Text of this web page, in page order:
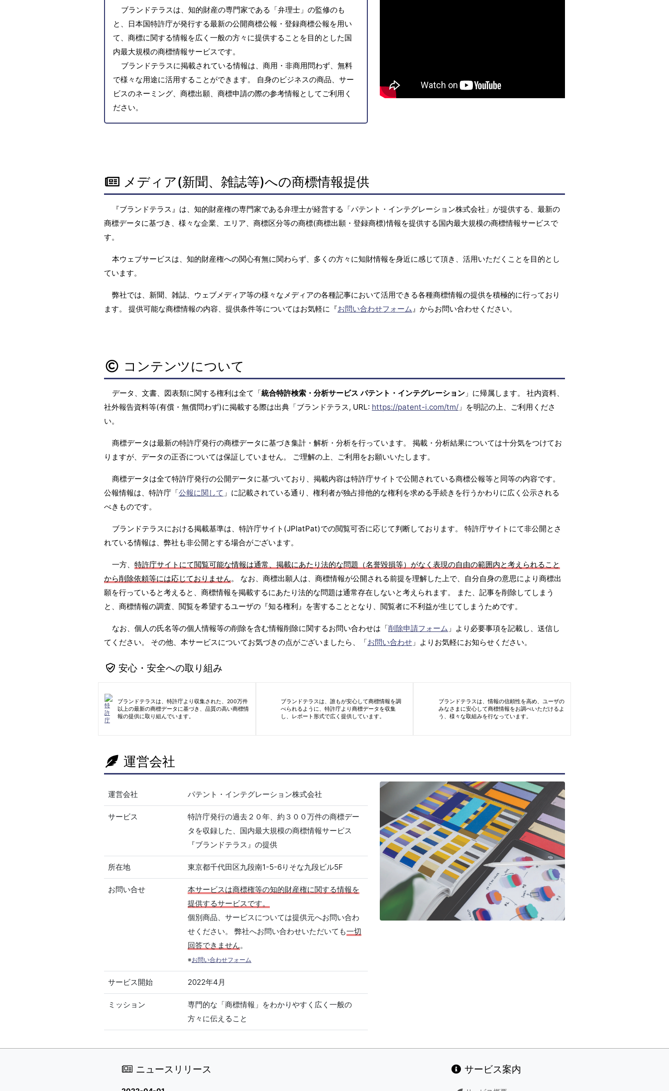
ブランドテラスは、知的財産の専門家である「弁理士」の監修のも
と、日本国特許庁が発行する最新の公開商標公報・登録商標公報を用い
て、商標に関する情報を広く一般の方々に提供することを目的とした国
内最大規模の商標情報サービスです。
ブランドテラスに掲載されている情報は、商用・非商用問わず、無料
で様々な用途に活用することができます。 自身のビジネスの商品、サー
ビスのネーミング、商標出願、商標申請の際の参考情報としてご利用く
ださい。
メディア(新聞、雑誌等)への商標情報提供
『ブランドテラス』は、知的財産権の専門家である弁理士が経営する「パテント・インテグレーション株式会社」が提供する、最新の
商標データに基づき、様々な企業、エリア、商標区分等の商標(商標出願・登録商標)情報を提供する国内最大規模の商標情報サービスで
す。
本ウェブサービスは、知的財産権への関心有無に関わらず、多くの方々に知財情報を身近に感じて頂き、活用いただくことを目的とし
ています。
弊社では、新聞、雑誌、ウェブメディア等の様々なメディアの各種記事において活用できる各種商標情報の提供を積極的に行っており
ます。 提供可能な商標情報の内容、提供条件等についてはお気軽に『お問い合わせフォーム 』からお問い合わせください。
コンテンツについて
データ、文書、図表類に関する権利は全て「統合特許検索・分析サービス パテント・インテグレーション 」に帰属します。 社内資料、
社外報告資料等(有償・無償問わず)に掲載する際は出典「ブランドテラス, URL: https://patent-i.com/tm/ 」を明記の上、ご利用くださ
い。
商標データは最新の特許庁発行の商標データに基づき集計・解析・分析を行っています。 掲載・分析結果については十分気をつけてお
りますが、データの正否については保証していません。 ご理解の上、ご利用をお願いいたします。
商標データは全て特許庁発行の公開データに基づいており、掲載内容は特許庁サイトで公開されている商標公報等と同等の内容です。
公報情報は、特許庁「公報に関して 」に記載されている通り、権利者が独占排他的な権利を求める手続きを行うかわりに広く公示される
べきものです。
ブランドテラスにおける掲載基準は、特許庁サイト(JPlatPat)での閲覧可否に応じて判断しております。 特許庁サイトにて非公開とさ
れている情報は、弊社も非公開とする場合がございます。
一方、 特許庁サイトにて閲覧可能な情報は通常、掲載にあたり法的な問題（名誉毀損等）がなく表現の自由の範囲内と考えられること
から削除依頼等には応じておりません。 なお、商標出願人は、商標情報が公開される前提を理解した上で、自分自身の意思により商標出
願を行っていると考えると、商標情報を掲載するにあたり法的な問題は通常存在しないと考えられます。 また、記事を削除してしまう
と、商標情報の調査、閲覧を希望するユーザの『知る権利』を害することとなり、閲覧者に不利益が生じてしまうためです。
なお、個人の氏名等の個人情報等の削除を含む情報削除に関するお問い合わせは「削除申請フォーム 」より必要事項を記載し、送信し
てください。 その他、本サービスについてお気づきの点がございましたら、「お問い合わせ 」よりお気軽にお知らせください。
安心・安全への取り組み
ブランドテラスは、特許庁より収集された、200万件
以上の最新の商標データに基づき、品質の高い商標情
報の提供に取り組んでいます。
ブランドテラスは、誰もが安心して商標情報を調
べられるように、特許庁より商標データを収集
し、レポート形式で広く提供しています。
ブランドテラスは、情報の信頼性を高め、ユーザの
みなさまに安心して商標情報をお調べいただけるよ
う、様々な取組みを行なっています。
運営会社
運営会社 パテント・インテグレーション株式会社
サービス
特許庁発行の過去２０年、約３００万件の商標デー
タを収録した、国内最大規模の商標情報サービス
『ブランドテラス』の提供
所在地 東京都千代田区九段南1-5-6りそな九段ビル5F
お問い合せ
本サービスは商標権等の知的財産権に関する情報を
提供するサービスです。
個別商品、サービスについては提供元へお問い合わ
せください。 弊社へお問い合わせいただいても一切
回答できません。
※お問い合わせフォーム
サービス開始 2022年4月
ミッション
専門的な「商標情報」をわかりやすく広く一般の
方々に伝えること
ニュースリリース サービス案内